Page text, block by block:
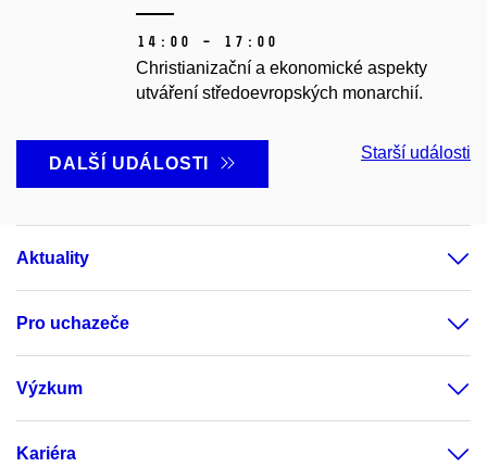
14:00 – 17:00
Christianizační a ekonomické aspekty
utváření středoevropských monarchií.
DALŠÍ UDÁLOSTI
Starší události
Aktuality
Pro uchazeče
Výzkum
Kariéra